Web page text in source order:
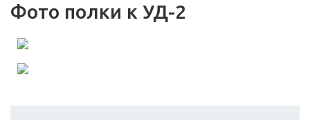
Фото полки к УД-2